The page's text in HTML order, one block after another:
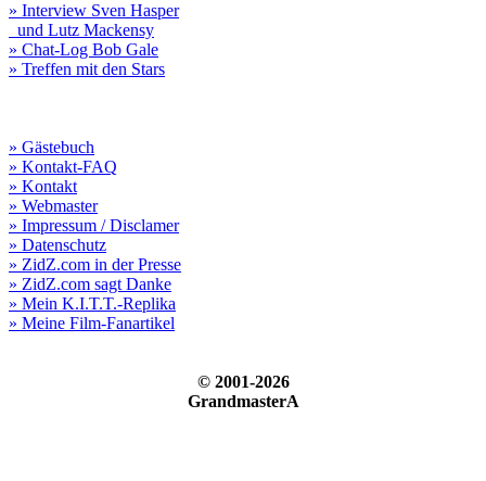
» Interview Sven Hasper
und Lutz Mackensy
» Chat-Log Bob Gale
» Treffen mit den Stars
» Gästebuch
» Kontakt-FAQ
» Kontakt
» Webmaster
» Impressum / Disclamer
» Datenschutz
» ZidZ.com in der Presse
» ZidZ.com sagt Danke
» Mein K.I.T.T.-Replika
» Meine Film-Fanartikel
© 2001-2026
GrandmasterA